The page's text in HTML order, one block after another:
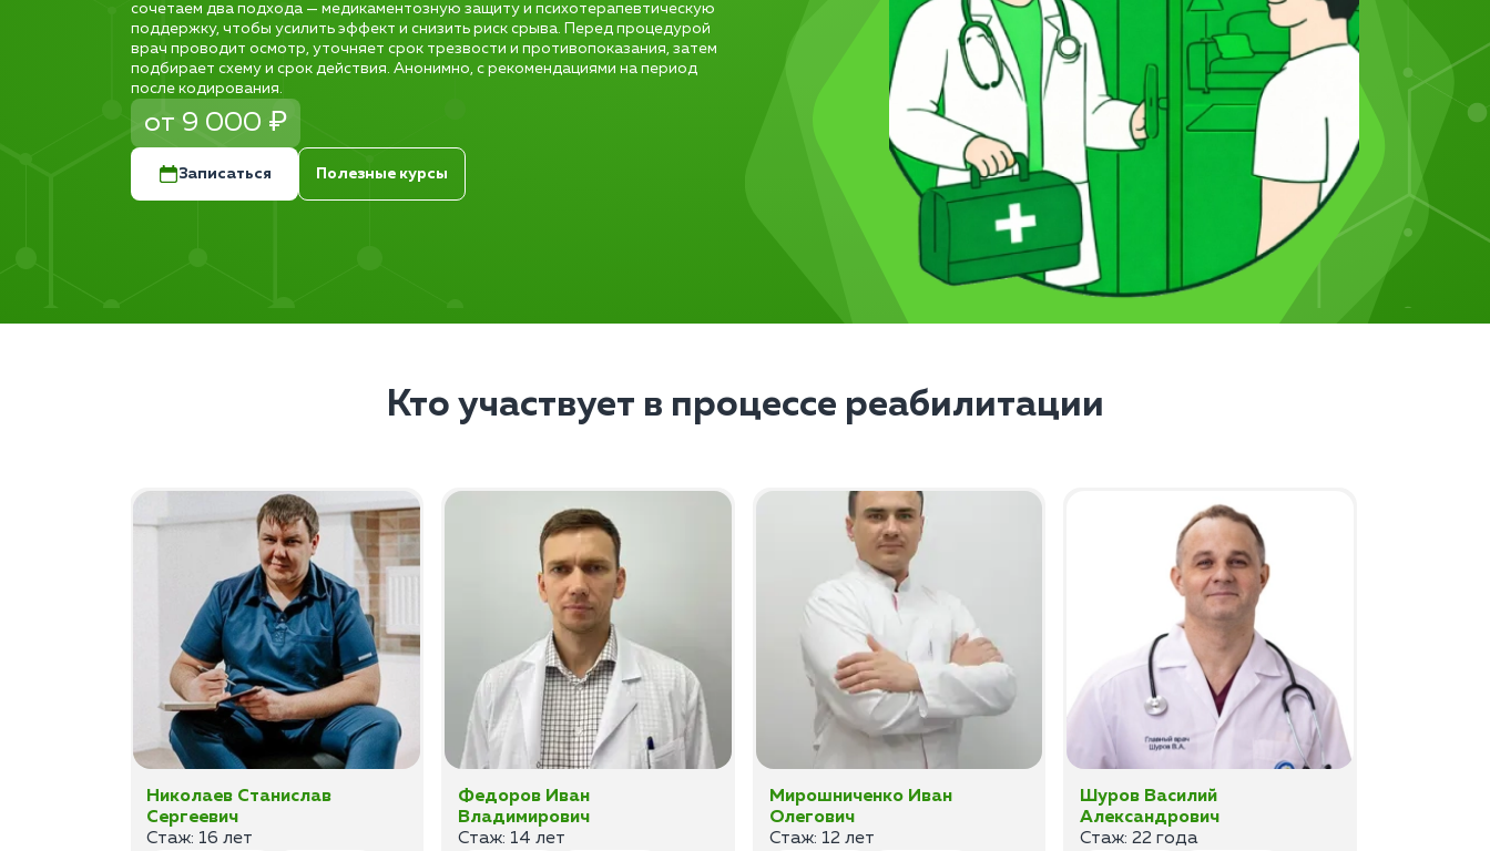
сочетаем два подхода — медикаментозную защиту и психотерапевтическую
поддержку, чтобы усилить эффект и снизить риск срыва. Перед процедурой
врач проводит осмотр, уточняет срок трезвости и противопоказания, затем
подбирает схему и срок действия. Анонимно, с рекомендациями на период
после кодирования.
от 9 000 ₽
Записаться Полезные курсы
Кто участвует в процессе реабилитации
Николаев Станислав
Сергеевич
Стаж: 16 лет
Федоров Иван
Владимирович
Стаж: 14 лет
Мирошниченко Иван
Олегович
Стаж: 12 лет
Шуров Василий
Александрович
Стаж: 22 года